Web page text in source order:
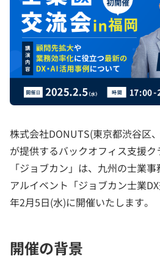
株式会社DONUTS(東京都渋谷区
が提供するバックオフィス支援ク
「ジョブカン」は、九州の士業
アルイベント「ジョブカン士業
年2月5日(水)に開催いたします。
開催の背景